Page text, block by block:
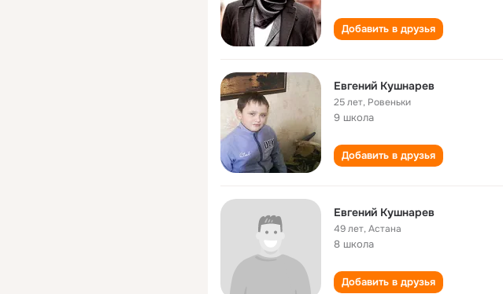
Добавить в друзья
Евгений Кушнарев
25 лет, Ровеньки
9 школа
Добавить в друзья
Евгений Кушнарев
49 лет,Астана
8 школа
Добавить в друзья